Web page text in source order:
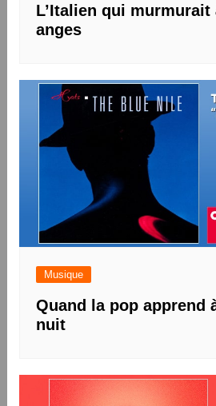
L’Italien qui murmurait
anges
Musique
Quand la pop apprend
nuit